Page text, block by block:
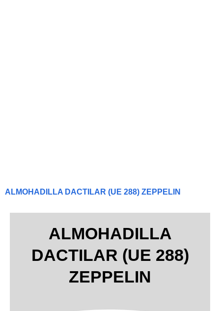
ALMOHADILLA DACTILAR (UE 288) ZEPPELIN
ALMOHADILLA
DACTILAR (UE 288)
ZEPPELIN